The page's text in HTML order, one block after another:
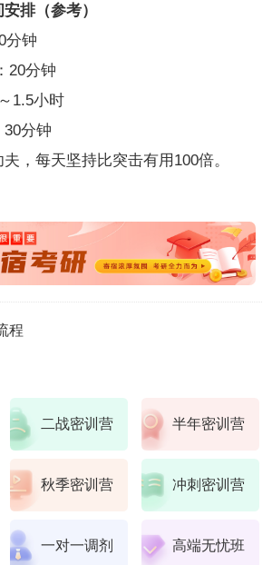
排（参考）
分钟
20分钟
1.5小时
30分钟
，每天坚持比突击有用100倍。
程
二战密训营 半年密训营
秋季密训营 冲刺密训营
一对一调剂 高端无忧班